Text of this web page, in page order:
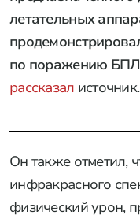
летательных
по поражению
рассказал источник.
Он также отметил,
инфракрасного
физический урон,